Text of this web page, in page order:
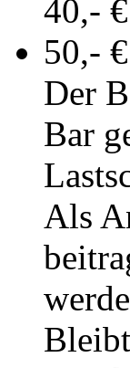
40,-
50,-
Der
Bar
Als